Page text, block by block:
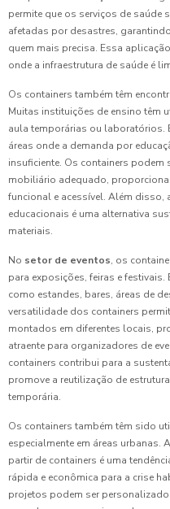
permite que os serviços de saúde
afetadas por desastres,
quem mais precisa. Essa
onde a infraestrutura de saúde é
Os containers também têm
Muitas instituições de ensino têm
aula temporárias ou laboratórios.
áreas onde a demanda por
insuficiente. Os containers
mobiliário adequado,
funcional e acessível. Além disso,
educacionais é uma alternativa
materiais.
No setor de eventos, os
para exposições, feiras e
como estandes, bares, áreas de
versatilidade dos containers
montados em diferentes locais,
atraente para organizadores de
containers contribui para a
promove a reutilização de
temporária.
Os containers também têm sido
especialmente em áreas urbanas.
partir de containers é uma
rápida e econômica para a crise
projetos podem ser